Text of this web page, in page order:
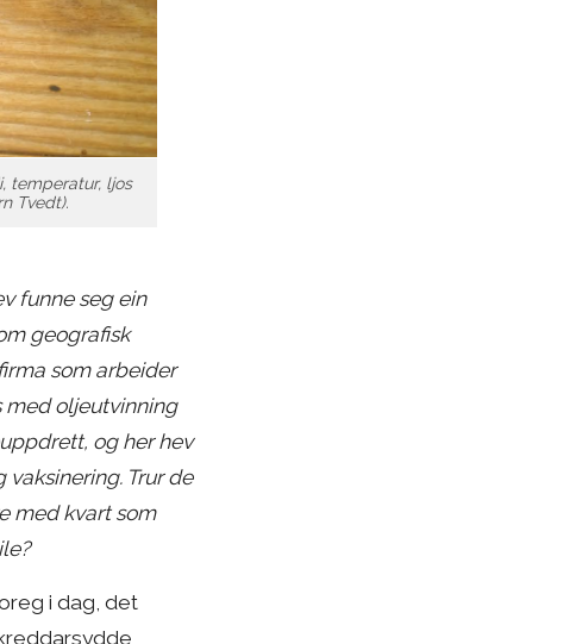
temperatur, ljos
Tvedt).
funne seg ein
geografisk
som arbeider
med oljeutvinning
og her hev
Trur de
med kvart som
i dag, det